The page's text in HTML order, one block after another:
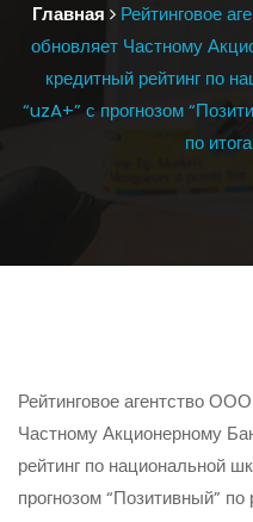
Главная
Рейтинговое
обновляет Частному
кредитный рейтинг по
“uzA+” с прогнозом
по
Рейтинговое агентство
Частному Акционерному
рейтинг по национальной
прогнозом “Позитивный” по